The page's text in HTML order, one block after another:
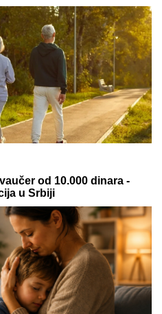
od 10.000 dinara -
u Srbiji